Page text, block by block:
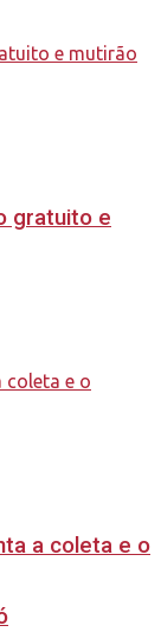
gratuito e
a coleta e o